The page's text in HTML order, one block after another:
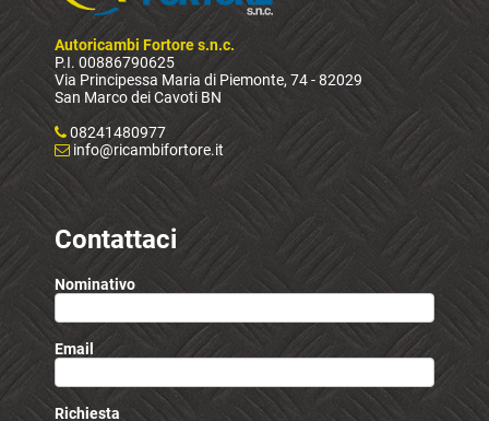
Autoricambi Fortore s.n.c.
P.I. 00886790625
Via Principessa Maria di Piemonte, 74 - 82029
San Marco dei Cavoti BN
08241480977
info@ricambifortore.it
Contattaci
Nominativo
Email
Richiesta